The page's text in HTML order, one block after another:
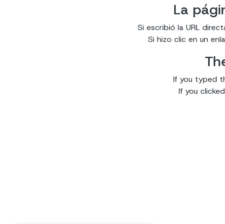
La
Si escribió la URL
Si hizo clic en un
If you typed
If you